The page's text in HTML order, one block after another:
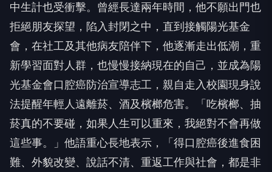
中生計也受衝擊。曾經長達兩年時間，他不願出門也
拒絕朋友探望，陷入封閉之中，直到接觸陽光基金
會，在社工及其他病友陪伴下，他逐漸走出低潮，重
新學習面對人群，也慢慢接納現在的自己，並成為陽
光基金會口腔癌防治宣導志工，親自走入校園現身說
法提醒年輕人遠離菸、酒及檳榔危害。「吃檳榔、抽
菸真的不要碰，如果人生可以重來，我絕對不會再做
這些事。」他語重心長地表示，「得口腔癌後進食困
難、外貌改變、說話不清、重返工作與社會，都是非